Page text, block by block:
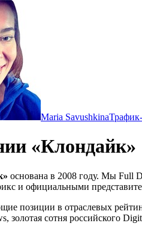
Maria Savushkina
«Клондайк»
основана в 2008 году. Мы Full
и официальными
позиции в отраслевых
золотая сотня российского